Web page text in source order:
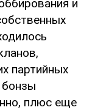
и
партийных
бонзы
плюс еще